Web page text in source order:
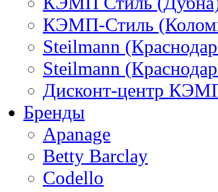
КЭМП-Стиль
Steilmann
Steilmann
Дисконт-центр
Бренды
Apanage
Betty Barclay
Codello